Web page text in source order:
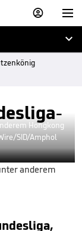



Hongkong
SID/Amphol